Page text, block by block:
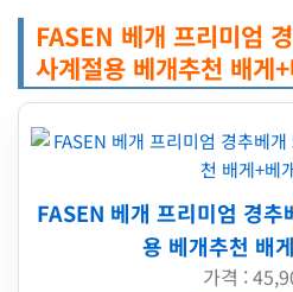
FASEN 베개 프리미엄
사계절용 베개추천 배게
FASEN 베개 프리미엄 경
용 베개추천 배
가격 :